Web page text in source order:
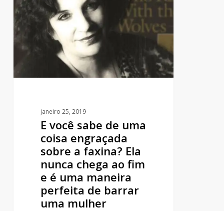
sabe
de
uma
coisa
engraçada
sobre
janeiro 25, 2019
E você sabe de uma
coisa engraçada
sobre a faxina? Ela
nunca chega ao fim
e é uma maneira
perfeita de barrar
uma mulher